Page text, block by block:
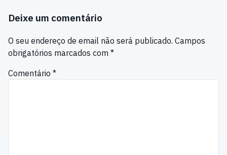
Deixe um comentário
O seu endereço de email não será publicado. Campos
obrigatórios marcados com *
Comentário *